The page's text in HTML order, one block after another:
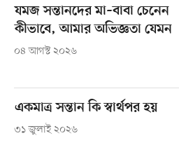
যমজ সন্তানদের মা–বাবা চেনেন
কীভাবে, আমার অভিজ্ঞতা যেমন
০৪ আগস্ট ২০২৬
একমাত্র সন্তান কি স্বার্থপর হয়
৩১ জুলাই ২০২৬